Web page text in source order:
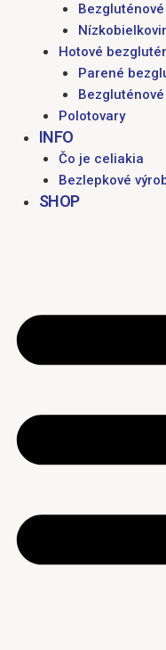
Hotové
Parené
Polotovary
INFO
Čo je celiakia
Bezlepkové
SHOP